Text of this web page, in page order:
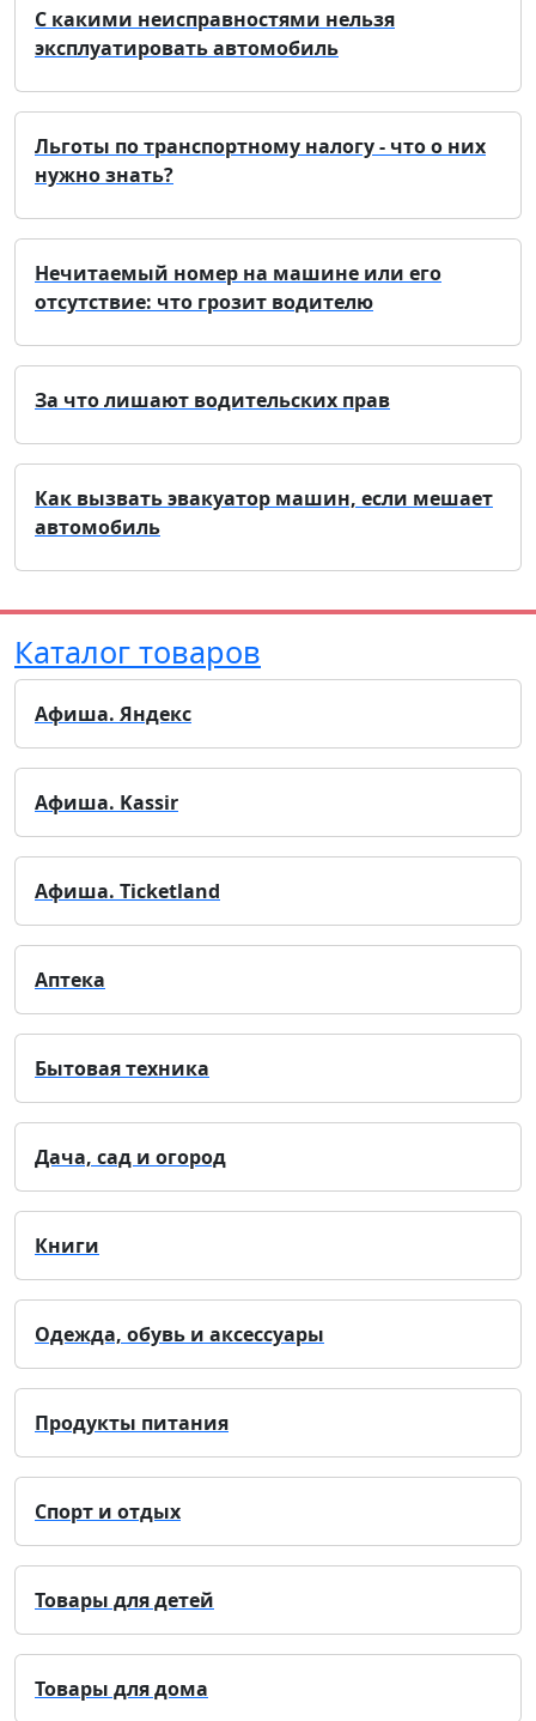
С какими неисправностями нельзя
эксплуатировать автомобиль
Льготы по транспортному налогу - что о них
нужно знать?
Нечитаемый номер на машине или его
отсутствие: что грозит водителю
За что лишают водительских прав
Как вызвать эвакуатор машин, если мешает
автомобиль
Каталог товаров
Афиша. Яндекс
Афиша. Kassir
Афиша. Ticketland
Аптека
Бытовая техника
Дача, сад и огород
Книги
Одежда, обувь и аксессуары
Продукты питания
Спорт и отдых
Товары для детей
Товары для дома